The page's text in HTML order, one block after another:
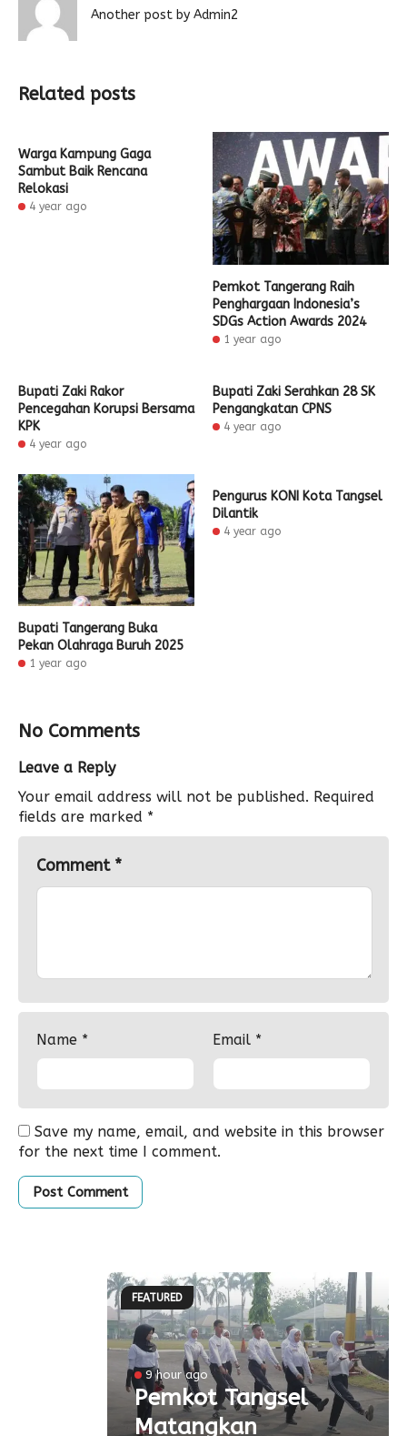
Another post by Admin2
Related posts
Warga Kampung Gaga
Sambut Baik Rencana
Relokasi
4 year ago
Pemkot Tangerang Raih
Penghargaan Indonesia’s
SDGs Action Awards 2024
1 year ago
Bupati Zaki Rakor
Pencegahan Korupsi Bersama
KPK
4 year ago
Bupati Zaki Serahkan 28 SK
Pengangkatan CPNS
4 year ago
Bupati Tangerang Buka
Pekan Olahraga Buruh 2025
1 year ago
Pengurus KONI Kota Tangsel
Dilantik
4 year ago
No Comments
Leave a Reply
Your email address will not be published. Required
fields are marked *
Comment *
Name * Email *
Save my name, email, and website in this browser
for the next time I comment.
FEATURED
9 hour ago
Pemkot Tangsel
Matangkan